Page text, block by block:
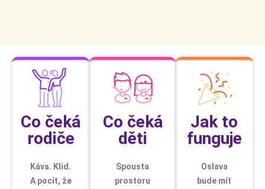
Co čeká
rodiče
Káva. Klid.
A pocit, že
Co čeká
děti
Spousta
prostoru
Jak to
funguje
Oslava
bude mít